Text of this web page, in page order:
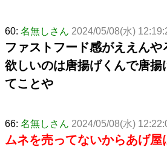
60: 名無しさん 2024/05/08(水)
ファストフード感がええんや
欲しいのは唐揚げくんで唐揚
てことや
66: 名無しさん 2024/05/08(水)
ムネを売ってないからあげ屋